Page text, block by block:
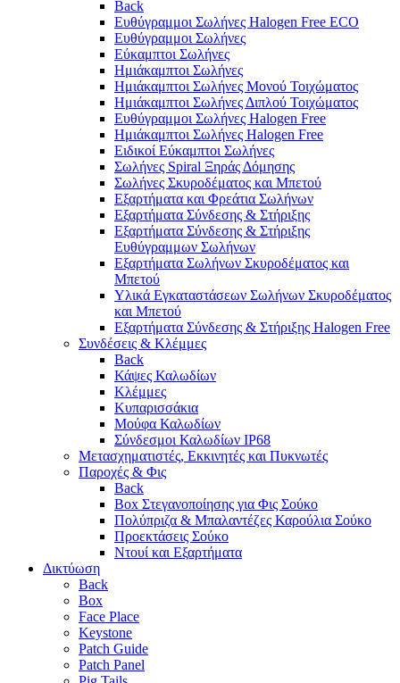
Back
Ευθύγραμμοι Σωλήνες Halogen Free ECO
Ευθύγραμμοι Σωλήνες
Εύκαμπτοι Σωλήνες
Ημιάκαμπτοι Σωλήνες
Ημιάκαμπτοι Σωλήνες Μονού Τοιχώματος
Ημιάκαμπτοι Σωλήνες Διπλού Τοιχώματος
Ευθύγραμμοι Σωλήνες Halogen Free
Ημιάκαμπτοι Σωλήνες Halogen Free
Ειδικοί Εύκαμπτοι Σωλήνες
Σωλήνες Spiral Ξηράς Δόμησης
Σωλήνες Σκυροδέματος και Μπετού
Εξαρτήματα και Φρεάτια Σωλήνων
Εξαρτήματα Σύνδεσης & Στήριξης
Εξαρτήματα Σύνδεσης & Στήριξης
Ευθύγραμμων Σωλήνων
Εξαρτήματα Σωλήνων Σκυροδέματος και
Μπετού
Υλικά Εγκαταστάσεων Σωλήνων Σκυροδέματος
και Μπετού
Εξαρτήματα Σύνδεσης & Στήριξης Halogen Free
Συνδέσεις & Κλέμμες
Back
Κάψες Καλωδίων
Κλέμμες
Κυπαρισσάκια
Μούφα Καλωδίων
Σύνδεσμοι Καλωδίων IP68
Μετασχηματιστές, Εκκινητές και Πυκνωτές
Παροχές & Φις
Back
Box Στεγανοποίησης για Φις Σούκο
Πολύπριζα & Μπαλαντέζες Καρούλια Σούκο
Προεκτάσεις Σούκο
Ντουί και Εξαρτήματα
Δικτύωση
Back
Box
Face Place
Keystone
Patch Guide
Patch Panel